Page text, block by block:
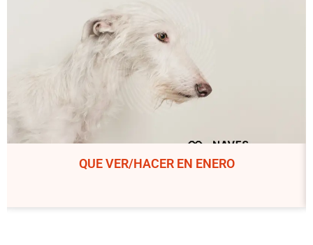
QUE VER/HACER EN ENERO